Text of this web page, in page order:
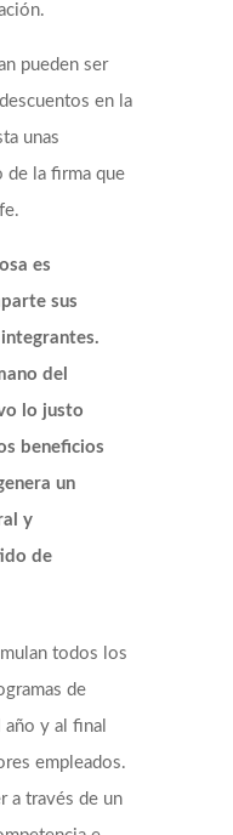
pueden ser
en la
unas
de la firma que
es
sus
del
lo justo
beneficios
un
y
de
todos los
de
y al final
empleados.
a través de un